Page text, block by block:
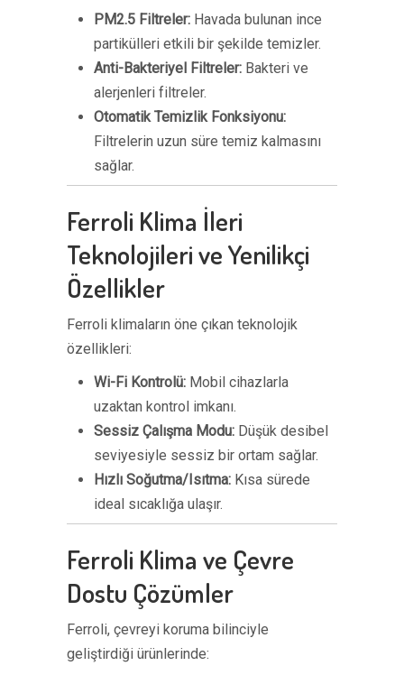
PM2.5 Filtreler: Havada bulunan ince
partikülleri etkili bir şekilde temizler.
Anti-Bakteriyel Filtreler: Bakteri ve
alerjenleri filtreler.
Otomatik Temizlik Fonksiyonu:
Filtrelerin uzun süre temiz kalmasını
sağlar.
Ferroli Klima İleri
Teknolojileri ve Yenilikçi
Özellikler
Ferroli klimaların öne çıkan teknolojik
özellikleri:
Wi-Fi Kontrolü: Mobil cihazlarla
uzaktan kontrol imkanı.
Sessiz Çalışma Modu: Düşük desibel
seviyesiyle sessiz bir ortam sağlar.
Hızlı Soğutma/Isıtma: Kısa sürede
ideal sıcaklığa ulaşır.
Ferroli Klima ve Çevre
Dostu Çözümler
Ferroli, çevreyi koruma bilinciyle
geliştirdiği ürünlerinde: